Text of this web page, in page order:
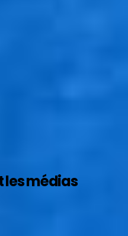
les médias